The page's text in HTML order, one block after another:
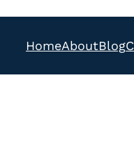
HomeAboutBlog